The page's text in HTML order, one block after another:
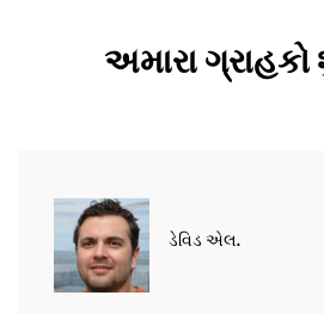
અમારા
ડેવિડ એલ.